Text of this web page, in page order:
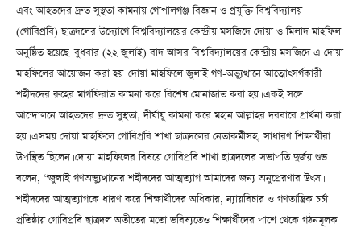
এবং আহতদের দ্রুত সুস্থতা কামনায় গোপালগঞ্জ বিজ্ঞান ও প্রযুক্তি বিশ্ববিদ্যালয়
(গোবিপ্রবি) ছাত্রদলের উদ্যোগে বিশ্ববিদ্যালয়ের কেন্দ্রীয় মসজিদে দোয়া ও মিলাদ মাহফিল
অনুষ্ঠিত হয়েছে। বুধবার (২২ জুলাই) বাদ আসর বিশ্ববিদ্যালয়ের কেন্দ্রীয় মসজিদে এ দোয়া
মাহফিলের আয়োজন করা হয়। দোয়া মাহফিলে জুলাই গণ-অভ্যুত্থানে আত্মোৎসর্গকারী
শহীদদের রুহের মাগফিরাত কামনা করে বিশেষ মোনাজাত করা হয়। একই সঙ্গে
আন্দোলনে আহতদের দ্রুত সুস্থতা, দীর্ঘায়ু কামনা করে মহান আল্লাহর দরবারে প্রার্থনা করা
হয়। এসময় দোয়া মাহফিলে গোবিপ্রবি শাখা ছাত্রদলের নেতাকর্মীসহ, সাধারণ শিক্ষার্থীরা
উপস্থিত ছিলেন। দোয়া মাহফিলের বিষয়ে গোবিপ্রবি শাখা ছাত্রদলের সভাপতি দুর্জয় শুভ
বলেন, “জুলাই গণঅভ্যুত্থানের শহীদদের আত্মত্যাগ আমাদের জন্য অনুপ্রেরণার উৎস।
শহীদদের আত্মত্যাগকে ধারণ করে শিক্ষার্থীদের অধিকার, ন্যায়বিচার ও গণতান্ত্রিক চর্চা
প্রতিষ্ঠায় গোবিপ্রবি ছাত্রদল অতীতের মতো ভবিষ্যতেও শিক্ষার্থীদের পাশে থেকে গঠনমূলক